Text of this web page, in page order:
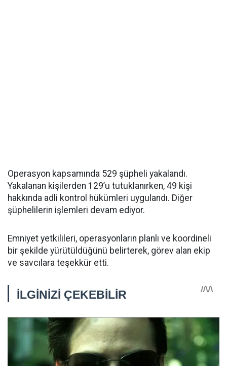
Operasyon kapsamında 529 şüpheli yakalandı.
Yakalanan kişilerden 129’u tutuklanırken, 49 kişi
hakkında adli kontrol hükümleri uygulandı. Diğer
şüphelilerin işlemleri devam ediyor.
Emniyet yetkilileri, operasyonların planlı ve koordineli
bir şekilde yürütüldüğünü belirterek, görev alan ekip
ve savcılara teşekkür etti.